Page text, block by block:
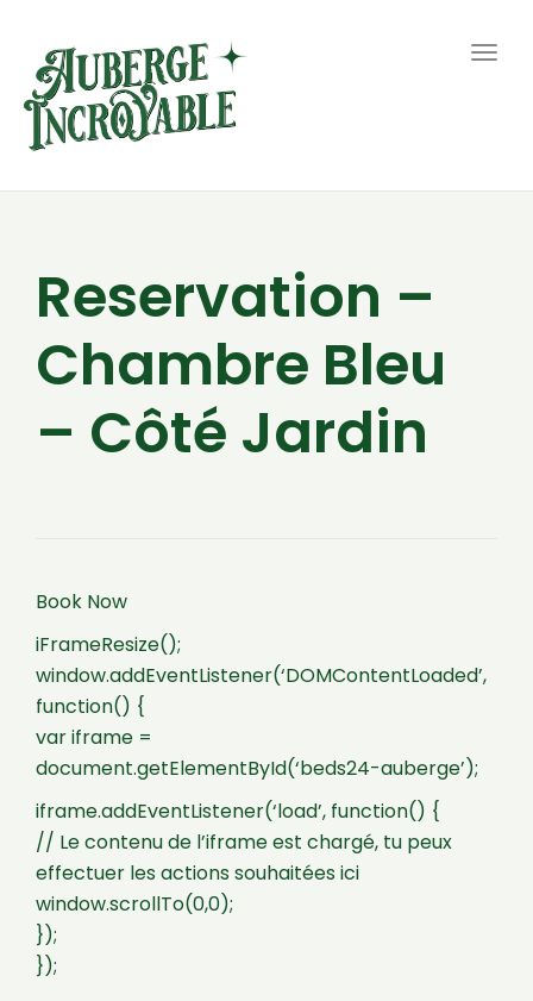
Reservation –
Chambre Bleu
– Côté Jardin
Book Now
iFrameResize();
window.addEventListener(‘DOMContentLoaded’,
function() {
var iframe =
document.getElementById(‘beds24-auberge’);
iframe.addEventListener(‘load’, function() {
// Le contenu de l’iframe est chargé, tu peux
effectuer les actions souhaitées ici
window.scrollTo(0,0);
});
});